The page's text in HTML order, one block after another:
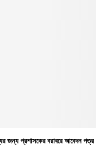
জন্য প্রশাসকের বরাবরে আবেদন পত্র